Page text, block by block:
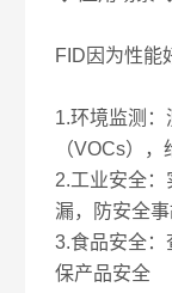
FID因为性能
1.环境监测
（VOCs）
2.工业安全
漏，防安全
3.食品安全：
保产品安全